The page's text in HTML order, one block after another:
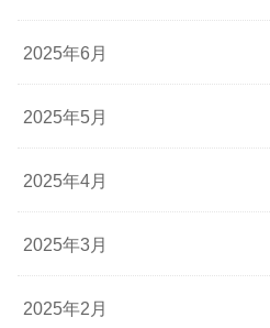
2025年6月
2025年5月
2025年4月
2025年3月
2025年2月